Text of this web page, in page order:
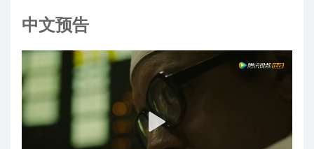
中文预告